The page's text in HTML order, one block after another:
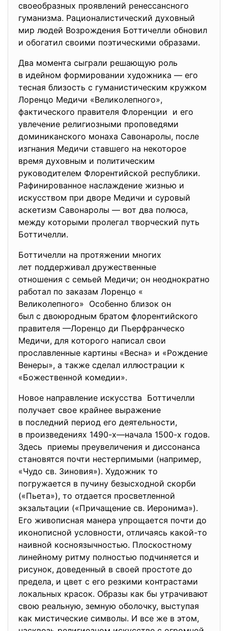
своеобразных проявлений ренессансного
гуманизма. Рационалистический духовный
мир людей Возрождения Боттичелли обновил
и обогатил своими поэтическими образами.
Два момента сыграли решающую роль
в идейном формировании художника — его
тесная близость с гуманистическим кружком
Лоренцо Медичи «Великолепного»,
фактического правителя Флоренции и его
увлечение религиозными проповедями
доминиканского монаха Савонаролы, после
изгнания Медичи ставшего на некоторое
время духовным и политическим
руководителем Флорентийской республики.
Рафинированное наслаждение жизнью и
искусством при дворе Медичи и суровый
аскетизм Савонаролы — вот два полюса,
между которыми пролегал творческий путь
Боттичелли.
Боттичелли на протяжении многих
лет поддерживал дружественные
отношения с семьей Медичи; он неоднократно
работал по заказам Лоренцо «
Великолепного» Особенно близок он
был с двоюродным братом флорентийского
правителя —Лоренцо ди Пьерфранческо
Медичи, для которого написал свои
прославленные картины «Весна» и «Рождение
Венеры», а также сделал иллюстрации к
«Божественной комедии».
Новое направление искусства Боттичелли
получает свое крайнее выражение
в последний период его деятельности,
в произведениях 1490-х—начала 1500-х годов.
Здесь приемы преувеличения и диссонанса
становятся почти нестерпимыми (например,
«Чудо св. Зиновия»). Художник то
погружается в пучину безысходной скорби
(«Пьета»), то отдается просветленной
экзальтации («Причащение св. Иеронима»).
Его живописная манера упрощается почти до
иконописной условности, отличаясь какой-то
наивной косноязычностью. Плоскостному
линейному ритму полностью подчиняется и
рисунок, доведенный в своей простоте до
предела, и цвет с его резкими контрастами
локальных красок. Образы как бы утрачивают
свою реальную, земную оболочку, выступая
как мистические символы. И все же в этом,